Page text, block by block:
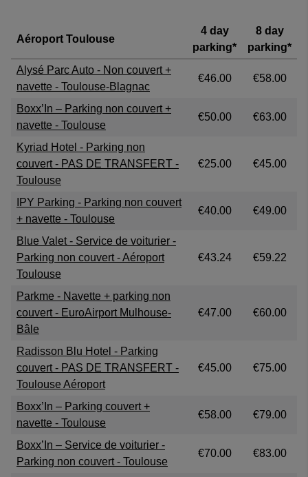
Trusted Customer·05 Aug 2026
Rating: 4 / 5
Un parking spacieux avec beaucoup de place près du
Christine Demortier·04 Aug 2026
Rating: 4 / 5
Bien
Trusted Customer
· 04 Aug 2026
Rating: 5 / 5
Easy to book !
Ludovic Carpentier·03 Aug 2026
View all reviews on Feefo
Aéroport Toulouse
4 day
parking*
8 day
parking*
Alysé Parc Auto - Non couvert +
navette - Toulouse-Blagnac
€46.00 €58.00
Boxx’In – Parking non couvert +
navette - Toulouse
€50.00 €63.00
Kyriad Hotel - Parking non
couvert - PAS DE TRANSFERT -
Toulouse
€25.00 €45.00
IPY Parking - Parking non couvert
+ navette - Toulouse
€40.00 €49.00
Blue Valet - Service de voiturier -
Parking non couvert - Aéroport
Toulouse
€43.24 €59.22
Parkme - Navette + parking non
couvert - EuroAirport Mulhouse-
Bâle
€47.00 €60.00
Radisson Blu Hotel - Parking
couvert - PAS DE TRANSFERT -
Toulouse Aéroport
€45.00 €75.00
Boxx’In – Parking couvert +
navette - Toulouse
€58.00 €79.00
Boxx’In – Service de voiturier -
Parking non couvert - Toulouse
€70.00 €83.00